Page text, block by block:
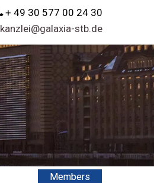
+ 49 30 577 00 24 30
kanzlei@galaxia-stb.de
Members